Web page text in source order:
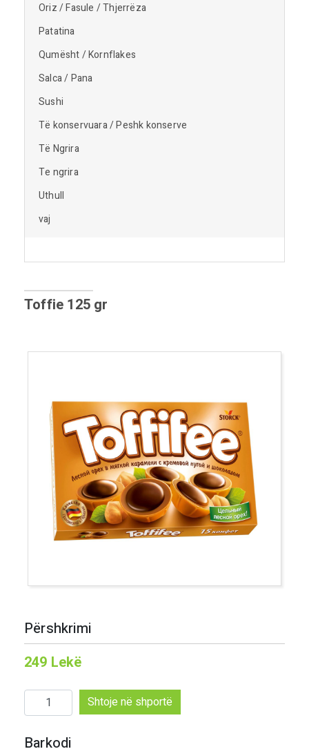
Oriz / Fasule / Thjerrëza
Patatina
Qumësht / Kornflakes
Salca / Pana
Sushi
Të konservuara / Peshk konserve
Të Ngrira
Te ngrira
Uthull
vaj
Toffie 125 gr
Përshkrimi
249 Lekë
Sasi
Toffie
Shtoje në shportë
Barkodi